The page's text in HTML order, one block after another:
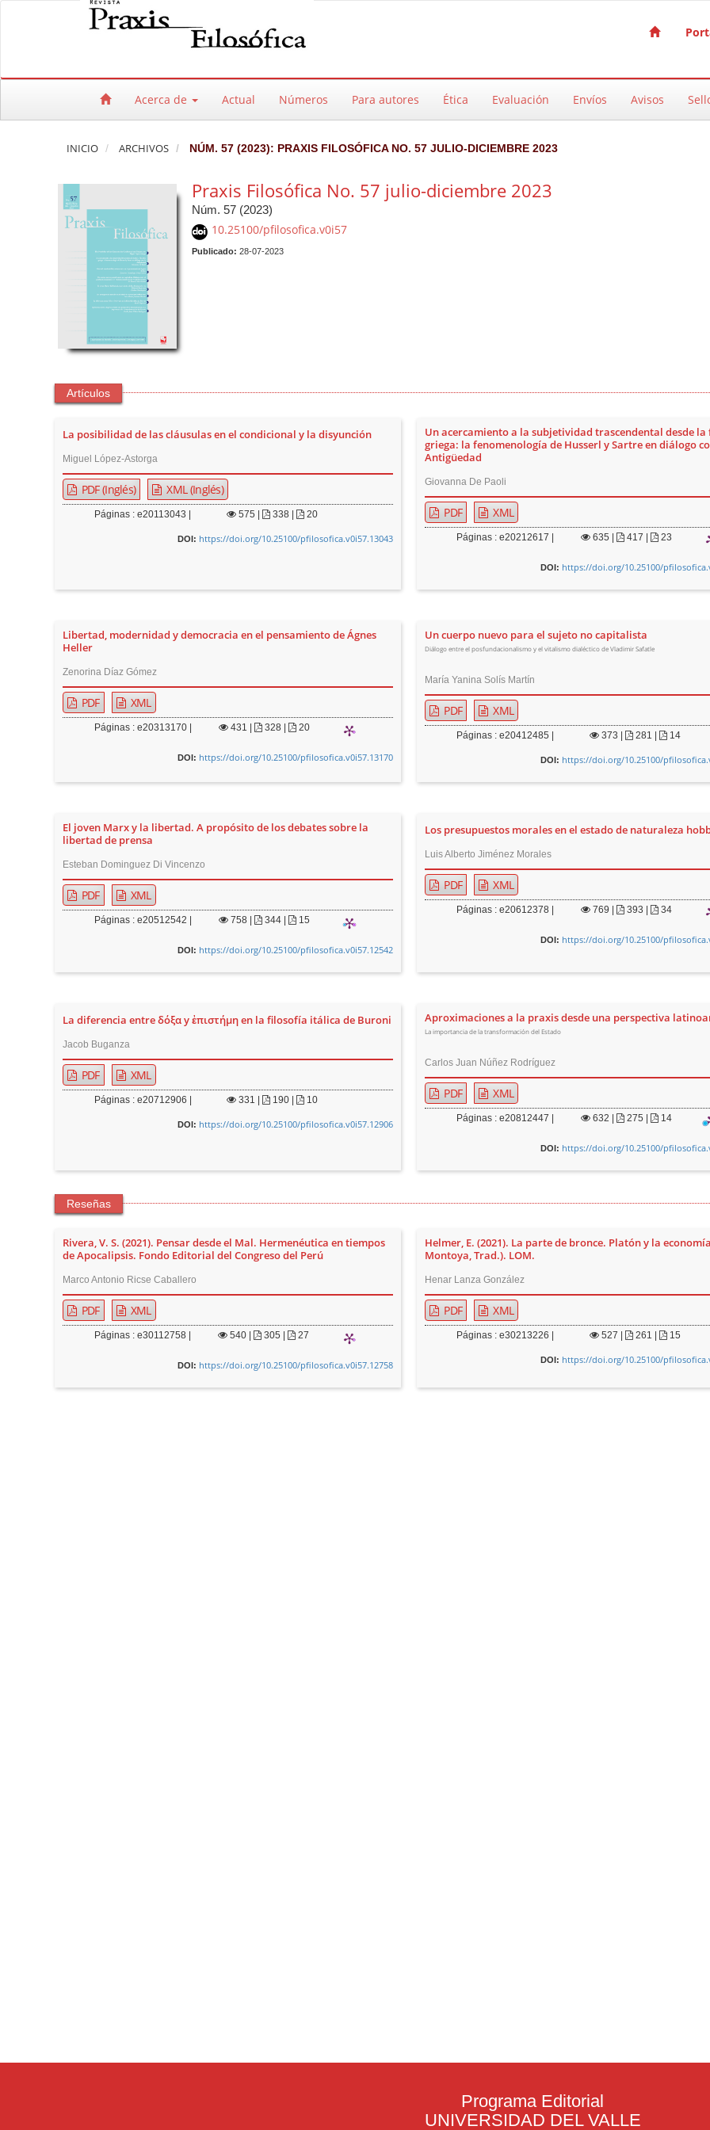
Salto rápido al contenido de la página
Navegación principal
Acerca de Actual Números Para autores Ética Evaluación Envíos Avisos
INICIO ARCHIVOS NÚM. 57 (2023): PRAXIS FILOSÓFICA NO. 57 JULIO-DICIEMBRE 2023
Praxis Filosófica No. 57 julio-diciembre 2023
Núm. 57 (2023)
10.25100/pfilosofica.v0i57
Publicado: 28-07-2023
Artículos
La posibilidad de las cláusulas en el condicional y la disyunción
Miguel López-Astorga
PDF (Inglés) XML (Inglés)
Páginas : e20113043 | 575 338 | 20
DOI: https://doi.org/10.25100/pfilosofica.v0i57.13043
Un acercamiento a la subjetividad trascendental desde
griega: la fenomenología de Husserl y Sartre en diálogo
Antigüedad
Giovanna De Paoli
PDF XML
Páginas : e20212617 | 635 417 | 23
DOI: https://doi.org/10.25100/
Libertad, modernidad y democracia en el pensamiento de Ágnes
Heller
Zenorina Díaz Gómez
PDF XML
Páginas : e20313170 | 431 328 | 20
DOI: https://doi.org/10.25100/pfilosofica.v0i57.13170
Un cuerpo nuevo para el sujeto no capitalista
Diálogo entre el posfundacionalismo y el vitalismo dialéctico de Vladimir Safatle
María Yanina Solís Martín
PDF XML
Páginas : e20412485 | 373 281 | 14
DOI: https://doi.org/10.25100/
El joven Marx y la libertad. A propósito de los debates sobre la
libertad de prensa
Esteban Dominguez Di Vincenzo
PDF XML
Páginas : e20512542 | 758| 344 | 15
DOI: https://doi.org/10.25100/pfilosofica.v0i57.12542
Los presupuestos morales en el estado de naturaleza
Luis Alberto Jiménez Morales
PDF XML
Páginas : e20612378 | 769 393 | 34
DOI: https://doi.org/10.25100/
La diferencia entre δόξα y ἐπιστήμη en la filosofía itálica de Buroni
Jacob Buganza
PDF XML
Páginas : e20712906 | 331 190 | 10
DOI: https://doi.org/10.25100/pfilosofica.v0i57.12906
Aproximaciones a la praxis desde una perspectiva
La importancia de la transformación del Estado
Carlos Juan Núñez Rodríguez
PDF XML
Páginas : e20812447 | 632 275 | 14
DOI: https://doi.org/10.25100/
Reseñas
Rivera, V. S. (2021). Pensar desde el Mal. Hermenéutica en tiempos
de Apocalipsis. Fondo Editorial del Congreso del Perú
Marco Antonio Ricse Caballero
PDF XML
Páginas : e30112758 | 540 305 | 27
DOI: https://doi.org/10.25100/pfilosofica.v0i57.12758
Helmer, E. (2021). La parte de bronce. Platón y la
Montoya, Trad.). LOM.
Henar Lanza González
PDF XML
Páginas : e30213226 | 527 261 | 15
DOI: https://doi.org/10.25100/
Programa Editorial
UNIVERSIDAD DEL VALLE